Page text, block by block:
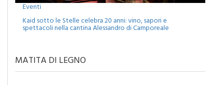
Eventi
Kaid sotto le Stelle celebra 20 anni: vino, sapori e
spettacoli nella cantina Alessandro di Camporeale
MATITA DI LEGNO